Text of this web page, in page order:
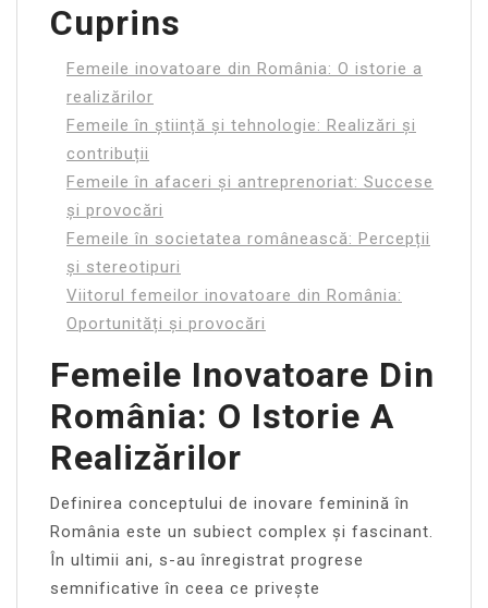
Cuprins
Femeile inovatoare din România: O istorie a
realizărilor
Femeile în știință și tehnologie: Realizări și
contribuții
Femeile în afaceri și antreprenoriat: Succese
și provocări
Femeile în societatea românească: Percepții
și stereotipuri
Viitorul femeilor inovatoare din România:
Oportunități și provocări
Femeile Inovatoare Din
România: O Istorie A
Realizărilor
Definirea conceptului de inovare feminină în
România este un subiect complex și fascinant.
În ultimii ani, s-au înregistrat progrese
semnificative în ceea ce privește